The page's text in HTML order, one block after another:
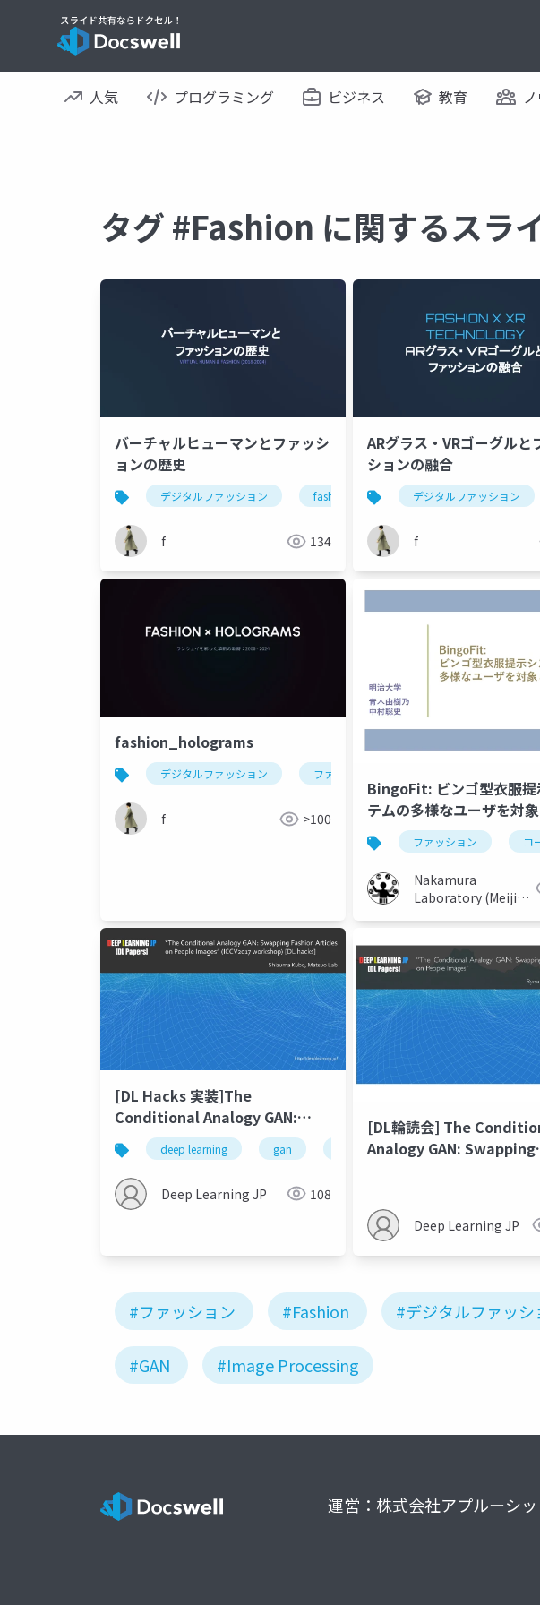
人気 プログラミング ビジネス 教育
タグ #Fashion に関するスラ
バーチャルヒューマンとファッシ
ョンの歴史
デジタルファッション fashion ファッション バーチ
f 134
ARグラス・VRゴーグルと
ションの融合
デジタルファッション
f
fashion_holograms
デジタルファッション ファッション
f >100
BingoFit: ビンゴ型衣服提
テムの多様なユーザを対
検証
ファッション コ
Nakamura
Laboratory (Meiji
[DL Hacks 実装]The
Conditional Analogy GAN:
Swapping Fashion Articles on
People Images
deep learning gan fashion images
Deep Learning JP 108
[DL輪読会] The
Analogy GAN: Swapping
Deep Learning JP
#ファッション #Fashion #デジタルファッシ
#GAN #Image Processing
運営：株式会社アプルーシッ